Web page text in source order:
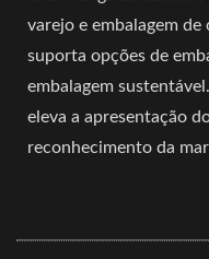
varejo e embalagem
suporta opções de
embalagem
eleva a apresentação
reconhecimento da